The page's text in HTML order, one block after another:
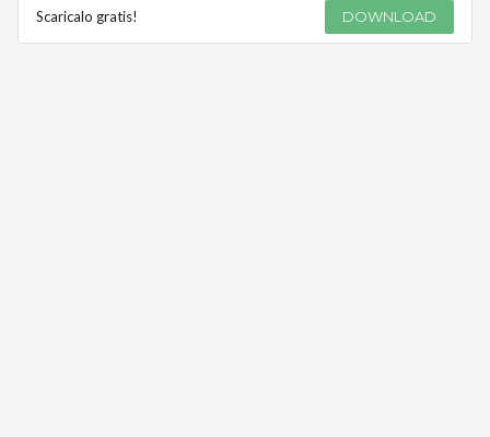
Scaricalo gratis! DOWNLOAD